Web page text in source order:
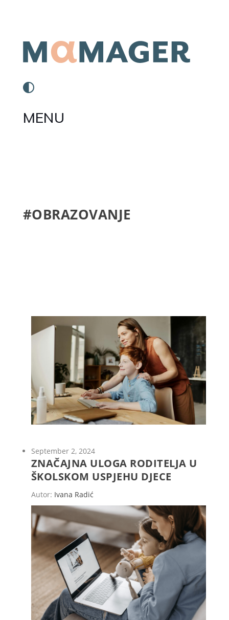
MENU
#OBRAZOVANJE
September 2, 2024
ZNAČAJNA ULOGA RODITELJA U
ŠKOLSKOM USPJEHU DJECE
Autor: Ivana Radić